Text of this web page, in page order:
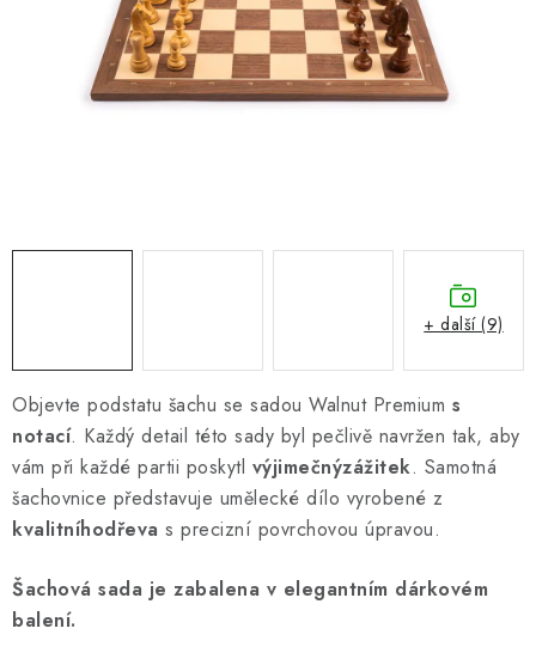
ŠACHOVÝ MERCH
O nás Blog Kontakt Obchodní podmínky FAQ
Objevte podstatu šachu se sadou Walnut Premium s
notací. Každý detail této sady byl pečlivě navržen tak, aby
vám při každé partii poskytl výjimečnýzážitek. Samotná
šachovnice představuje umělecké dílo vyrobené z
kvalitníhodřeva s precizní povrchovou úpravou.
Šachová sada je zabalena v elegantním dárkovém
balení.
+ další (9)